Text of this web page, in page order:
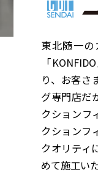
東北随一
「
り、お客さ
グ専門店だ
クションフ
クションフ
クオリティ
めて施工い